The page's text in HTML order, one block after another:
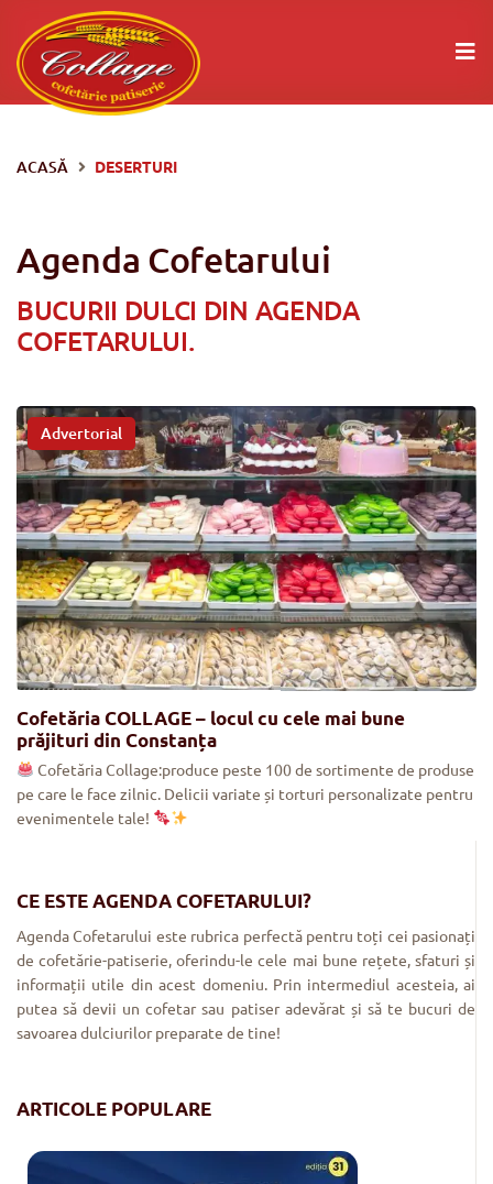
ACASĂ DESERTURI
CE ESTE AGENDA COFETARULUI?
Agenda Cofetarului este rubrica perfectă pentru toți cei pasionați
de cofetărie-patiserie, oferindu-le cele mai bune rețete, sfaturi și
informații utile din acest domeniu. Prin intermediul acesteia, ai
putea să devii un cofetar sau patiser adevărat și să te bucuri de
savoarea dulciurilor preparate de tine!
ARTICOLE POPULARE
Agenda Cofetarului
BUCURII DULCI DIN AGENDA
COFETARULUI.
Advertorial
Cofetăria COLLAGE – locul cu cele mai bune
prăjituri din Constanța
Cofetăria Collage:produce peste 100 de sortimente de produse
pe care le face zilnic. Delicii variate și torturi personalizate pentru
evenimentele tale!